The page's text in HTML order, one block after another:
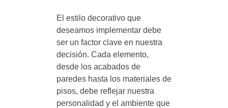
El estilo decorativo que
deseamos implementar debe
ser un factor clave en nuestra
decisión. Cada elemento,
desde los acabados de
paredes hasta los materiales de
pisos, debe reflejar nuestra
personalidad y el ambiente que